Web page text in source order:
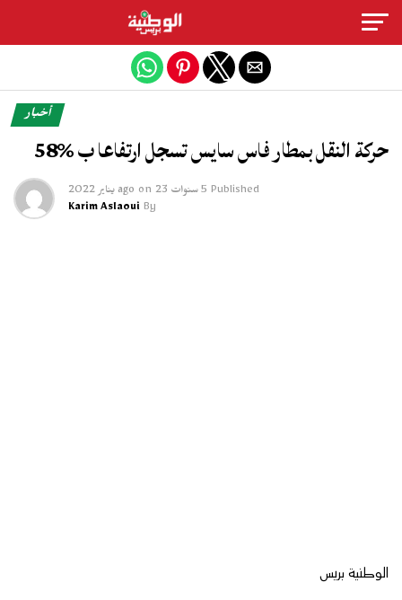
أخبار
حركة النقل بمطار فاس سايس تسجل ارتفاعا ب %58
Published 5 سنوات ago on 23 يناير 2022
By
Karim Aslaoui
الوطنية بريس
Exit mobile version